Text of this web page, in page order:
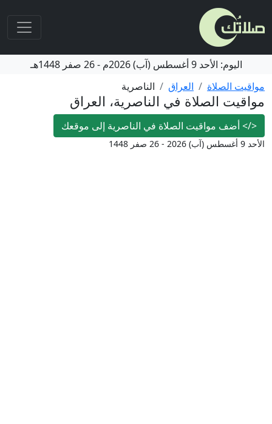
اليوم: الأحد 9 أغسطس (آب) 2026م -26 صفر 1448هـ
مواقيت الصلاة
العراق الناصرية
مواقيت الصلاة في الناصرية، العراق
</>أضف مواقيت الصلاة في الناصرية إلى موقعك
الأحد 9 أغسطس (آب) 2026 - 26 صفر 1448